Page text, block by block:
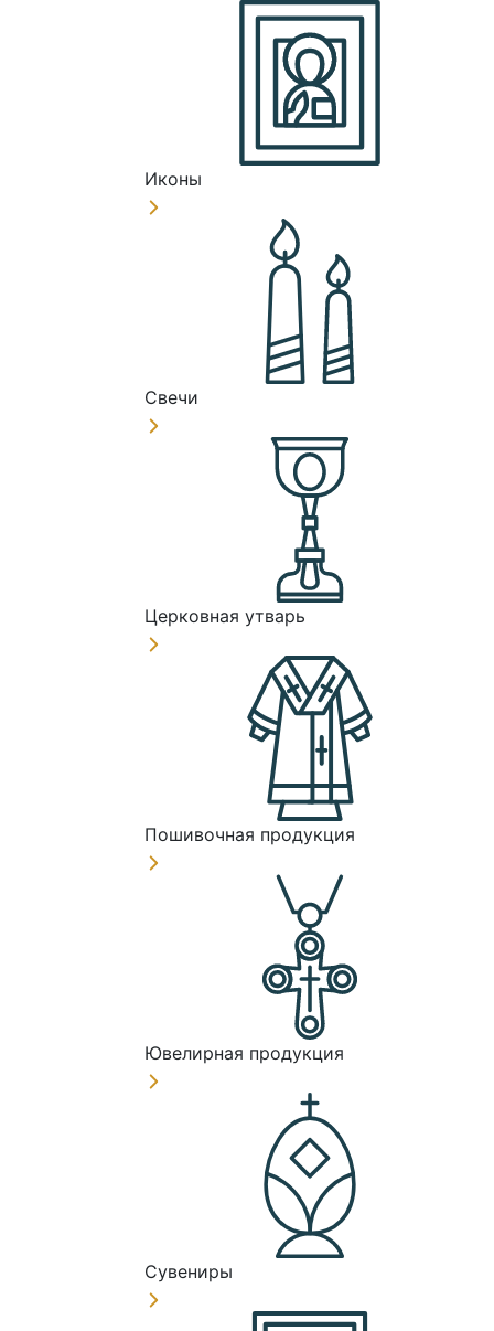
Иконы
Свечи
Церковная утварь
Пошивочная продукция
Ювелирная продукция
Сувениры